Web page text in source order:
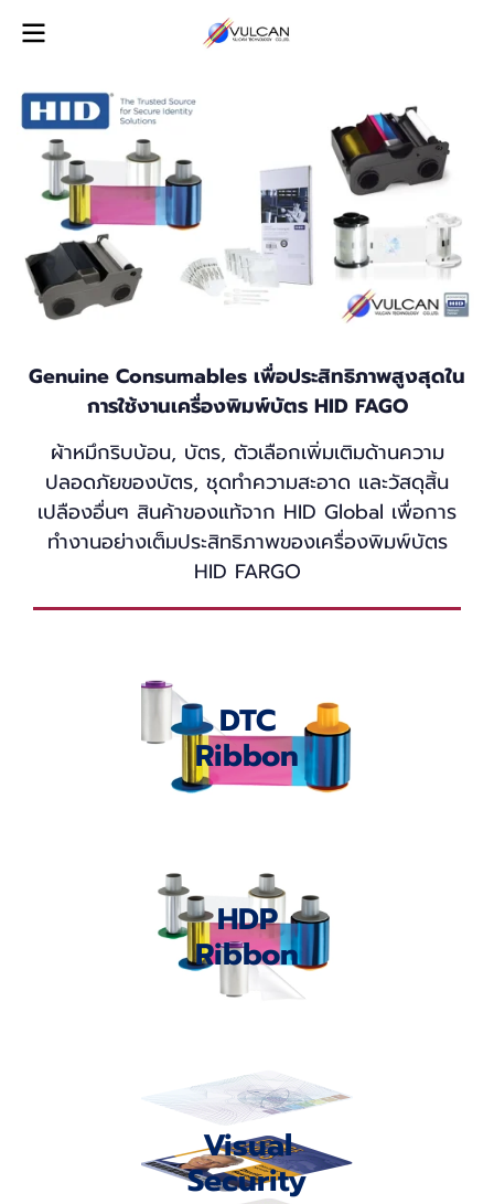
Genuine Consumables เพื่อประสิทธิภาพสูงสุดใน
การใช้งานเครื่องพิมพ์บัตร HID FAGO
ผ้าหมึกริบบ้อน, บัตร, ตัวเลือกเพิ่มเติมด้านความ
ปลอดภัยของบัตร, ชุดทำความสะอาด และวัสดุสิ้น
เปลืองอื่นๆ สินค้าของแท้จาก HID Global เพื่อการ
ทำงานอย่างเต็มประสิทธิภาพของเครื่องพิมพ์บัตร
HID FARGO
DTC
Ribbon
HDP
Ribbon
Visual
Security